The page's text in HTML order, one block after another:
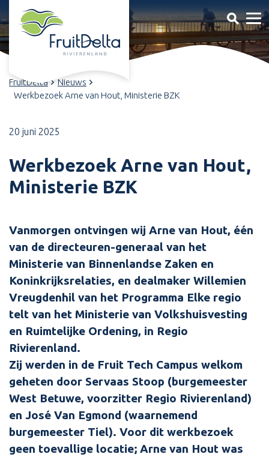
FruitDelta
Nieuws
Werkbezoek Arne van Hout, Ministerie BZK
20 juni 2025
Werkbezoek Arne van Hout,
Ministerie BZK
Vanmorgen ontvingen wij Arne van Hout, één
van de directeuren-generaal van het
Ministerie van Binnenlandse Zaken en
Koninkrijksrelaties, en dealmaker Willemien
Vreugdenhil van het Programma Elke regio
telt van het Ministerie van Volkshuisvesting
en Ruimtelijke Ordening, in Regio
Rivierenland.
Zij werden in de Fruit Tech Campus welkom
geheten door Servaas Stoop (burgemeester
West Betuwe, voorzitter Regio Rivierenland)
en José Van Egmond (waarnemend
burgemeester Tiel). Voor dit werkbezoek
geen toevallige locatie; Arne van Hout was